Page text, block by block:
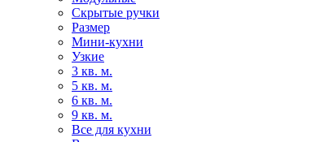
Скрытые ручки
Размер
Мини-кухни
Узкие
3 кв. м.
5 кв. м.
6 кв. м.
9 кв. м.
Все для кухни